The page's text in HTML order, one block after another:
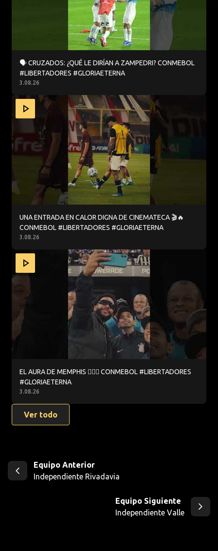
3.08.26
🗣️ CRUZADOS: ¿QUÉ LE DIRÍAN A ZAMPEDRI? CONMEBOL
#LIBERTADORES #GLORIAETERNA
UNA ENTRADA EN CALOR DIGNA DE CINEMATECA 🎬🔥
3.08.26
UNA ENTRADA EN CALOR DIGNA DE CINEMATECA 🎬🔥
CONMEBOL #LIBERTADORES #GLORIAETERNA
EL AURA DE MEMPHIS 😮‍💨💪 CONMEBOL
3.08.26
EL AURA DE MEMPHIS 😮‍💨💪 CONMEBOL #LIBERTADORES
#GLORIAETERNA
Ver todo
Equipo Anterior
Independiente Rivadavia
Equipo Siguiente
Independiente Valle